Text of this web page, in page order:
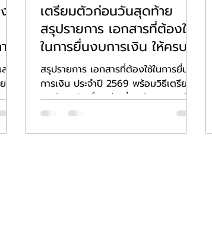
ด้
เตรียมตัวก่อนวันสุดท้าย
สรุปรายการ เอกสารที่ต้องใช้
ในการยื่นงบการเงิน ให้ครบ
ถ้วนเพื่อธุรกิจที่ราบรื่น
สรุปรายการ เอกสารที่ต้องใช้ในการยื่นงบ
การเงิน ประจำปี 2569 พร้อมวิธีเตรียม
ตัวล่วงหน้าเพื่อหลีกเลี่ยงค่าปรับและช่วย
ให้การยื่นงบการเงินราบรื่นที่สุด